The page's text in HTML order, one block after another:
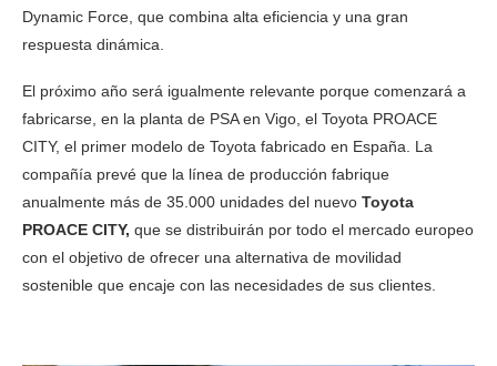
Dynamic Force, que combina alta eficiencia y una gran
respuesta dinámica.
El próximo año será igualmente relevante porque comenzará a
fabricarse, en la planta de PSA en Vigo, el Toyota PROACE
CITY, el primer modelo de Toyota fabricado en España. La
compañía prevé que la línea de producción fabrique
anualmente más de 35.000 unidades del nuevo Toyota
PROACE CITY, que se distribuirán por todo el mercado europeo
con el objetivo de ofrecer una alternativa de movilidad
sostenible que encaje con las necesidades de sus clientes.